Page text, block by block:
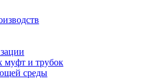
муфт и трубок
среды